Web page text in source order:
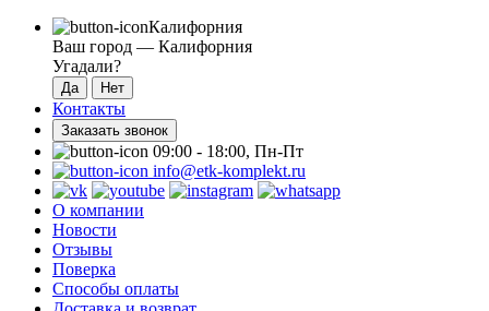
Калифорния
Ваш город — Калифорния
Угадали?
Контакты
Заказать звонок
09:00 - 18:00, Пн-Пт
info@etk-komplekt.ru
О компании
Новости
Отзывы
Поверка
Способы оплаты